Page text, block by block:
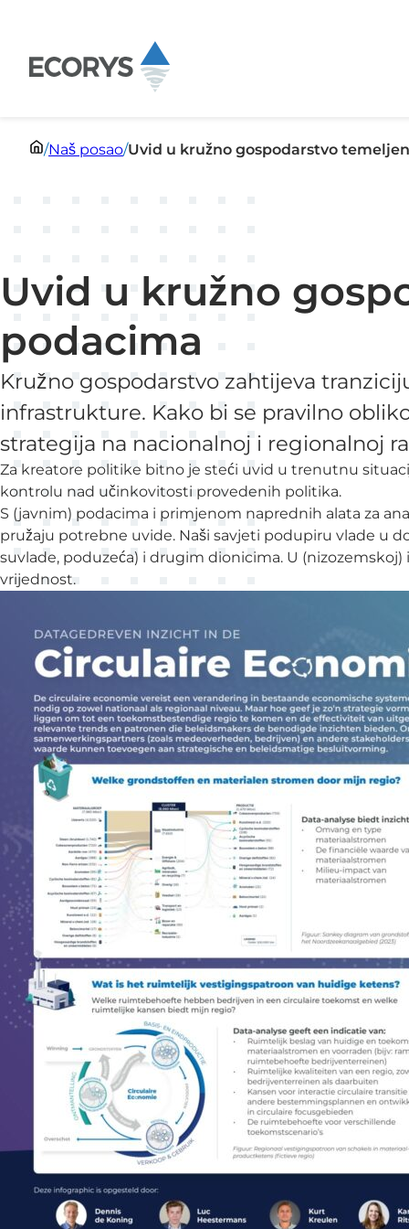
/Naš posao/Uvid u kružno gospodarstvo
Uvid u kružno
podacima
Kružno gospodarstvo zahtijeva
infrastrukture. Kako bi se pravilno
strategija na nacionalnoj i regionalnoj
Za kreatore politike bitno je steći uvid u trenutnu
kontrolu nad učinkovitosti provedenih politika.
S (javnim) podacima i primjenom naprednih alata za
pružaju potrebne uvide. Naši savjeti podupiru vlade u
suvlade, poduzeća) i drugim dionicima. U (nizozemskoj)
vrijednost.